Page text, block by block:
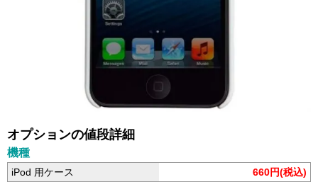
オプションの値段詳細
機種
iPod 用ケース 660円(税込)